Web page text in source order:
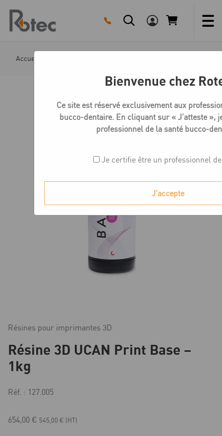
content
Accueil
Résines pour imprimantes 3D
Résine 3D UCAN Print Base –
1kg
Réf. : 127.005
654,00 € 545,00 € (HT)
Bienvenue chez
Ce site est réservé exclusivement aux
bucco-dentaire. En cliquant sur « J’atteste »,
professionnel de la santé bucco-
Je certifie être un professionnel
J'accepte